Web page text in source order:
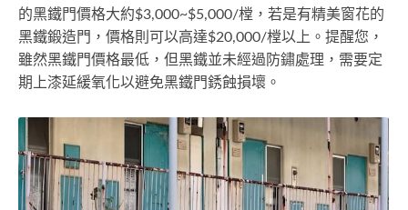
的黑鐵門價格大約$3,000~$5,000/樘，若是有精美窗花的
黑鐵鍛造門，價格則可以高達$20,000/樘以上。提醒您，
雖然黑鐵門價格最低，但黑鐵並未經過防鏽處理，需要定
期上漆延緩氧化以避免黑鐵門銹蝕損壞。